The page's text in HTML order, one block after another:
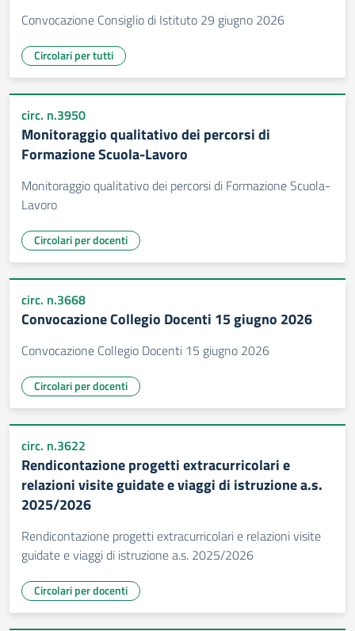
Convocazione Consiglio di Istituto 29 giugno 2026
Circolari per tutti
circ. n.3950
Monitoraggio qualitativo dei percorsi di
Formazione Scuola-Lavoro
Monitoraggio qualitativo dei percorsi di Formazione Scuola-
Lavoro
Circolari per docenti
circ. n.3668
Convocazione Collegio Docenti 15 giugno 2026
Convocazione Collegio Docenti 15 giugno 2026
Circolari per docenti
circ. n.3622
Rendicontazione progetti extracurricolari e
relazioni visite guidate e viaggi di istruzione a.s.
2025/2026
Rendicontazione progetti extracurricolari e relazioni visite
guidate e viaggi di istruzione a.s. 2025/2026
Circolari per docenti